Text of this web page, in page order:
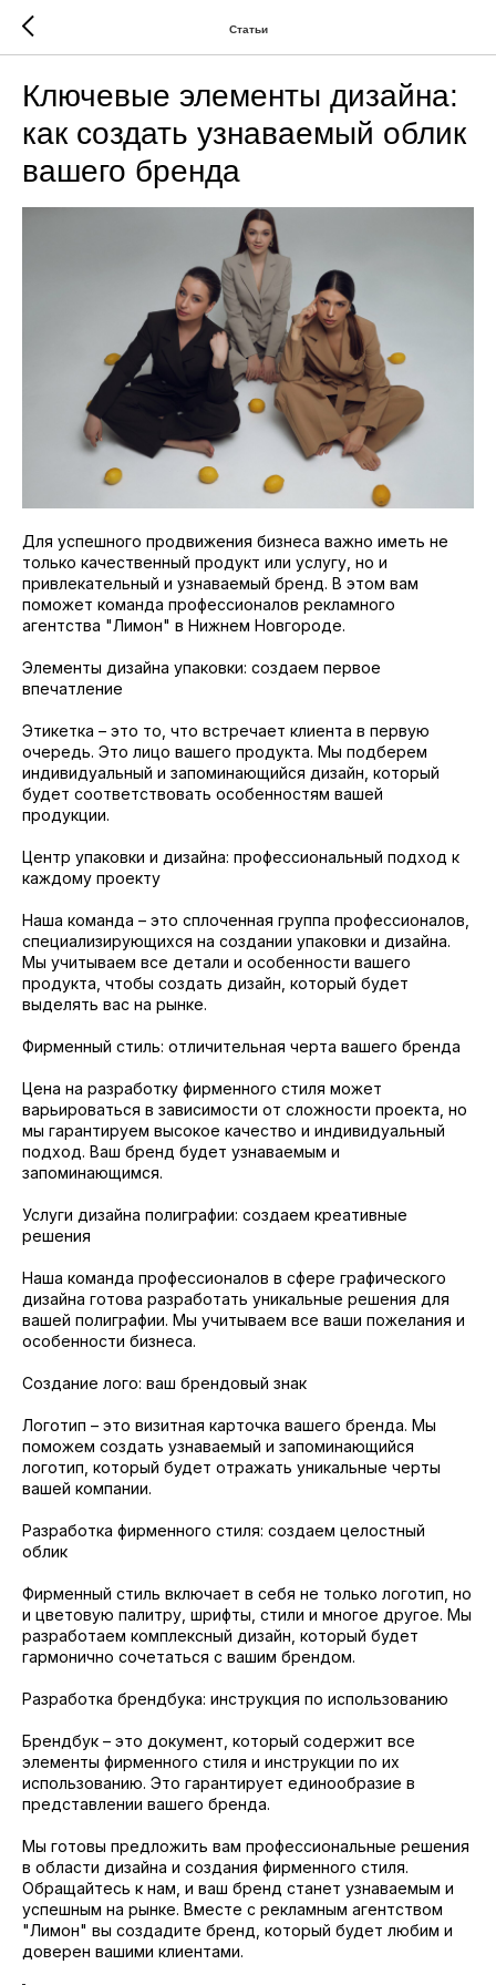
Статьи
Ключевые элементы дизайна:
как создать узнаваемый облик
вашего бренда
Для успешного продвижения бизнеса важно иметь не
только качественный продукт или услугу, но и
привлекательный и узнаваемый бренд. В этом вам
поможет команда профессионалов рекламного
агентства "Лимон" в Нижнем Новгороде.
Элементы дизайна упаковки: создаем первое
впечатление
Этикетка – это то, что встречает клиента в первую
очередь. Это лицо вашего продукта. Мы подберем
индивидуальный и запоминающийся дизайн, который
будет соответствовать особенностям вашей
продукции.
Центр упаковки и дизайна: профессиональный подход к
каждому проекту
Наша команда – это сплоченная группа профессионалов,
специализирующихся на создании упаковки и дизайна.
Мы учитываем все детали и особенности вашего
продукта, чтобы создать дизайн, который будет
выделять вас на рынке.
Фирменный стиль: отличительная черта вашего бренда
Цена на разработку фирменного стиля может
варьироваться в зависимости от сложности проекта, но
мы гарантируем высокое качество и индивидуальный
подход. Ваш бренд будет узнаваемым и
запоминающимся.
Услуги дизайна полиграфии: создаем креативные
решения
Наша команда профессионалов в сфере графического
дизайна готова разработать уникальные решения для
вашей полиграфии. Мы учитываем все ваши пожелания и
особенности бизнеса.
Создание лого: ваш брендовый знак
Логотип – это визитная карточка вашего бренда. Мы
поможем создать узнаваемый и запоминающийся
логотип, который будет отражать уникальные черты
вашей компании.
Разработка фирменного стиля: создаем целостный
облик
Фирменный стиль включает в себя не только логотип, но
и цветовую палитру, шрифты, стили и многое другое. Мы
разработаем комплексный дизайн, который будет
гармонично сочетаться с вашим брендом.
Разработка брендбука: инструкция по использованию
Брендбук – это документ, который содержит все
элементы фирменного стиля и инструкции по их
использованию. Это гарантирует единообразие в
представлении вашего бренда.
Мы готовы предложить вам профессиональные решения
в области дизайна и создания фирменного стиля.
Обращайтесь к нам, и ваш бренд станет узнаваемым и
успешным на рынке. Вместе с рекламным агентством
"Лимон" вы создадите бренд, который будет любим и
доверен вашими клиентами.